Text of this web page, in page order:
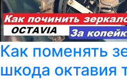
Как поменять
шкода октавия